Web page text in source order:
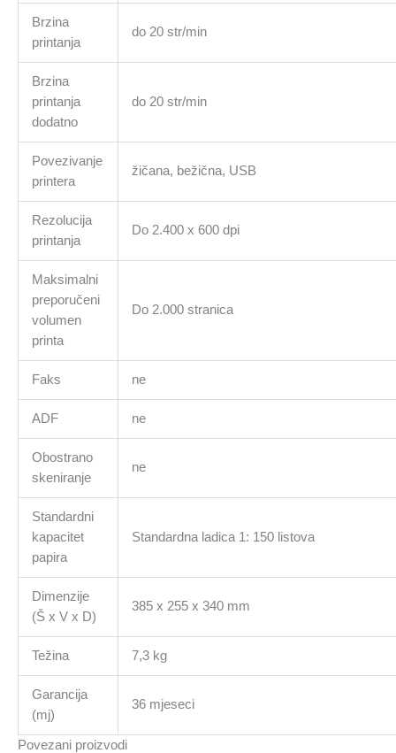
Brzina
printanja
do 20 str/min
Brzina
printanja
dodatno
do 20 str/min
Povezivanje
printera
žičana, bežična, USB
Rezolucija
printanja
Do 2.400 x 600 dpi
Maksimalni
preporučeni
volumen
printa
Do 2.000 stranica
Faks ne
ADF ne
Obostrano
skeniranje
ne
Standardni
kapacitet
papira
Standardna ladica 1: 150 listova
Dimenzije
(Š x V x D)
385 x 255 x 340 mm
Težina 7,3 kg
Garancija
(mj)
36 mjeseci
Povezani proizvodi